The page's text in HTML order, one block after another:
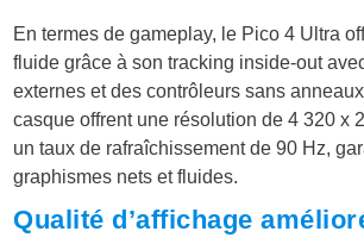
En termes de gameplay, le Pico 4 Ultra
fluide grâce à son tracking inside-out
externes et des contrôleurs sans
casque offrent une résolution de 4 320 x
un taux de rafraîchissement de 90 Hz,
graphismes nets et fluides.
Qualité d’affichage